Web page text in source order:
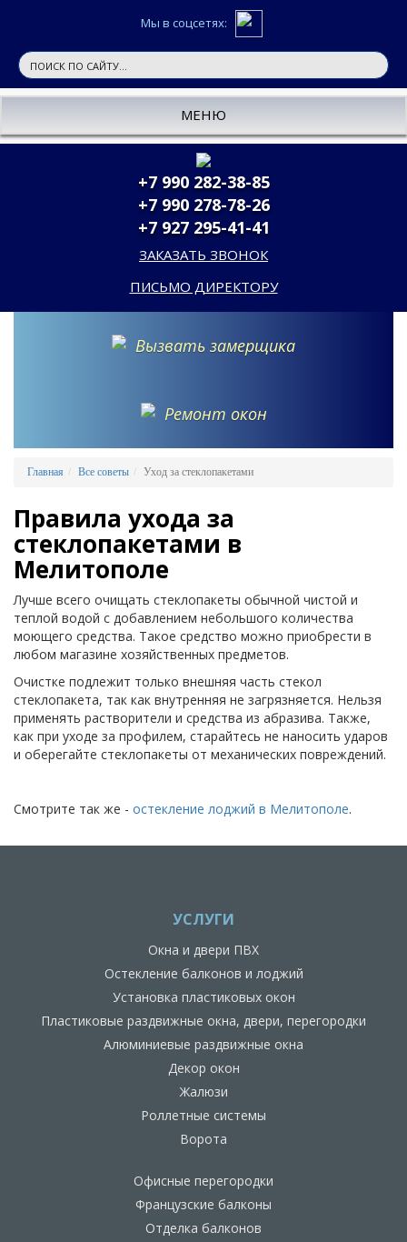
Мы в соцсетях:
МЕНЮ
+7 990 282-38-85
+7 990 278-78-26
+7 927 295-41-41
ЗАКАЗАТЬ ЗВОНОК
ПИСЬМО ДИРЕКТОРУ
Вызвать замерщика
Ремонт окон
Главная Все советы Уход за стеклопакетами
Правила ухода за
стеклопакетами в
Мелитополе
Лучше всего очищать стеклопакеты обычной чистой и
теплой водой с добавлением небольшого количества
моющего средства. Такое средство можно приобрести в
любом магазине хозяйственных предметов.
Очистке подлежит только внешняя часть стекол
стеклопакета, так как внутренняя не загрязняется. Нельзя
применять растворители и средства из абразива. Также,
как при уходе за профилем, старайтесь не наносить ударов
и оберегайте стеклопакеты от механических повреждений.
Смотрите так же - остекление лоджий в Мелитополе.
УСЛУГИ
Окна и двери ПВХ
Остекление балконов и лоджий
Установка пластиковых окон
Пластиковые раздвижные окна, двери, перегородки
Алюминиевые раздвижные окна
Декор окон
Жалюзи
Роллетные системы
Ворота
Офисные перегородки
Французские балконы
Отделка балконов